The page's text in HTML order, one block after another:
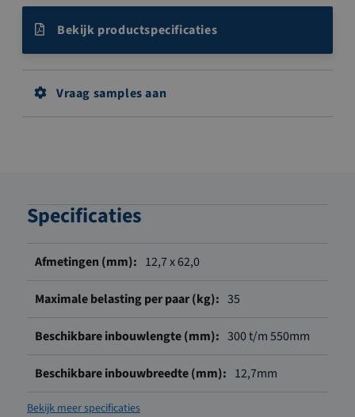
Bekijk productspecificaties
Vraag samples aan
Specificaties
informatie
12,7 x 62,0
35
300 t/m 550mm
12,7mm
Bekijk meer specificaties